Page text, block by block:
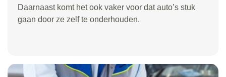
Daarnaast komt het ook vaker voor dat auto’s stuk
gaan door ze zelf te onderhouden.